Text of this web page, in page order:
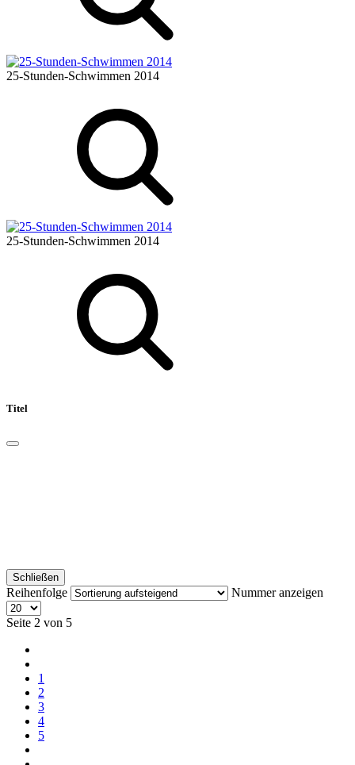
25-Stunden-Schwimmen 2014
25-Stunden-Schwimmen 2014
Titel
Schließen
Reihenfolge Nummer anzeigen
Seite 2 von 5
1
2
3
4
5